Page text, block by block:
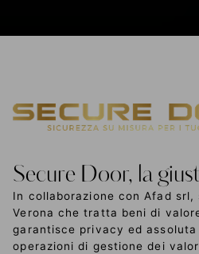
Secure Door, la
In collaborazione con Afad
Verona che tratta beni di
garantisce privacy ed assoluta
operazioni di gestione dei